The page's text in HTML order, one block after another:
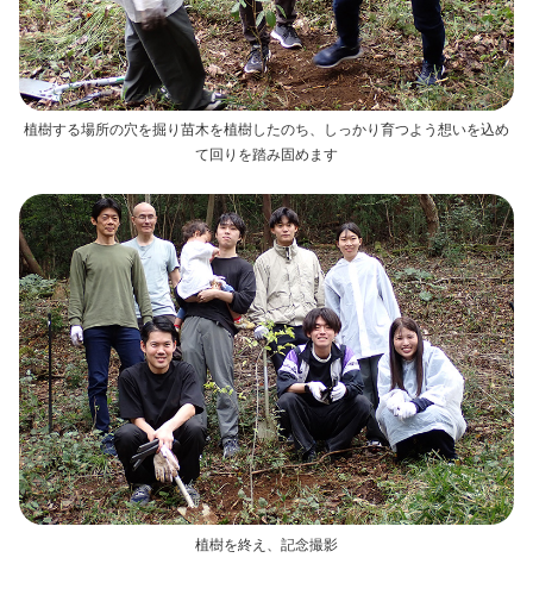
植樹する場所の穴を掘り苗木を植樹したのち、しっかり育つよう想いを込め
て回りを踏み固めます
植樹を終え、記念撮影